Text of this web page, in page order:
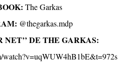
The Garkas
@thegarkas.mdp
NET’’ DE THE GARKAS:
watch?v=uqWUW4hB1bE&t=972s